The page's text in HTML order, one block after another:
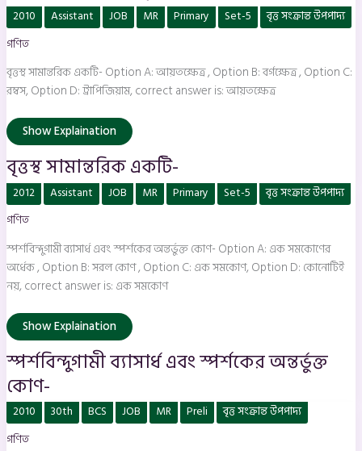
2010 Assistant JOB MR Primary Set-5
বৃত্ত সংক্রান্ত উপপাদ্য
গণিত
বৃত্তস্থ সামান্তরিক একটি- Option A: আয়তক্ষেত্র , Option B: বর্গক্ষেত্র , Option C:
রম্বস, Option D: ট্রাপিজিয়াম, correct answer is: আয়তক্ষেত্র
বৃত্তস্থ
সামান্তরিক
একটি-
Show Explaination
বৃত্তস্থ সামান্তরিক একটি-
2012 Assistant JOB MR Primary Set-5
বৃত্ত সংক্রান্ত উপপাদ্য
গণিত
স্পর্শবিন্দুগামী ব্যাসার্ধ এবং স্পর্শকের অন্তর্ভুক্ত কোণ- Option A: এক সমকোণের
অর্ধেক , Option B: সরল কোণ , Option C: এক সমকোণ, Option D: কোনোটিই
নয়, correct answer is: এক সমকোণ
স্পর্শবিন্দুগামী
ব্যাসার্ধ
এবং
স্পর্শকের
কোণ-
Show Explaination
স্পর্শবিন্দুগামী ব্যাসার্ধ এবং স্পর্শকের অন্তর্ভুক্ত
কোণ-
2010 30th BCS JOB MR Preli
বৃত্ত সংক্রান্ত উপপাদ্য
গণিত
বৃত্তের
কেন্দ্র
ছেদকারী
জ্যাকে